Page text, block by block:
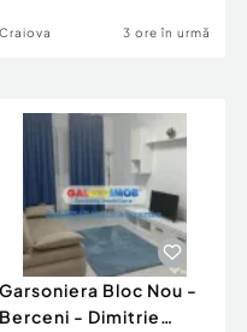
Craiova 3 ore în urmă
Garsoniera Bloc Nou -
Berceni - Dimitrie